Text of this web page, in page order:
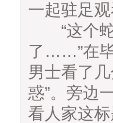
一起驻足观
“这个蛇
了……”在
男士看了
惑”。旁边
看人家这